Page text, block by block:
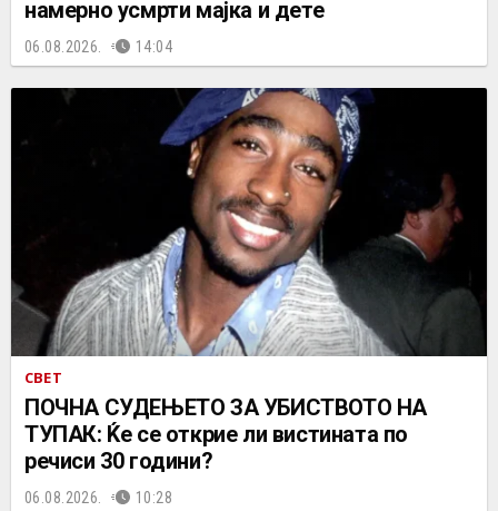
намерно усмрти мајка и дете
06.08.2026. 14:04
СВЕТ
ПОЧНА СУДЕЊЕТО ЗА УБИСТВОТО НА
ТУПАК: Ќе се открие ли вистината по
речиси 30 години?
06.08.2026. 10:28